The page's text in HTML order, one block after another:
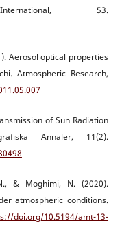
53.
Aerosol optical properties
Atmospheric Research,
of Sun Radiation
Annaler, 11(2).
& Moghimi, N. (2020).
atmospheric conditions.
doi.org/10.5194/amt-13-